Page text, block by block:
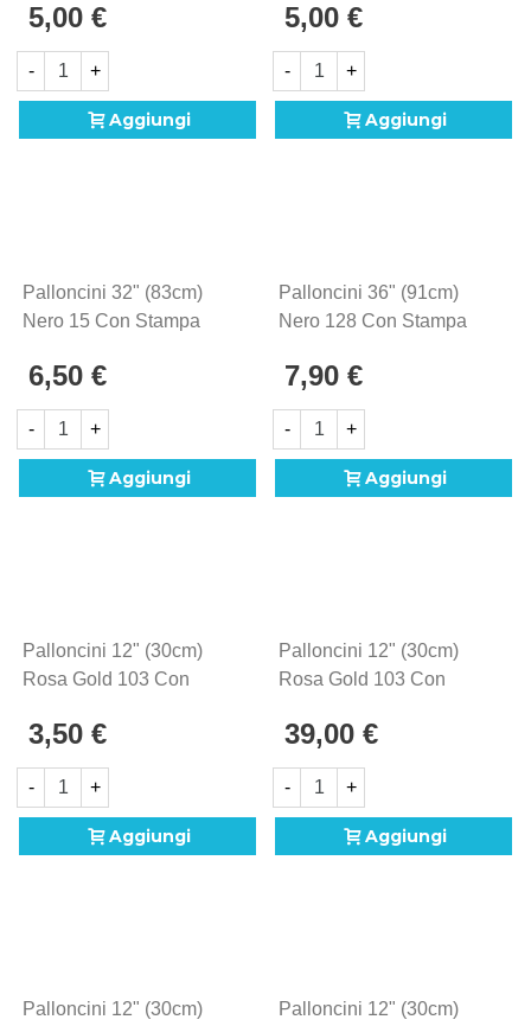
Interrogativo ?, 5pz.
5,00 €
- +
Aggiungi
Interrogativo ?, 20pz.
5,00 €
- +
Aggiungi
Palloncini 32" (83cm)
Nero 15 Con Stampa
Punto Interrogativo ?,
1pz.
6,50 €
- +
Aggiungi
Palloncini 36" (91cm)
Nero 128 Con Stampa
Boy Or Girl?, 5pz.
7,90 €
- +
Aggiungi
Palloncini 12" (30cm)
Rosa Gold 103 Con
Baby Girl, 5pz.
3,50 €
- +
Aggiungi
Palloncini 12" (30cm)
Rosa Gold 103 Con
Baby Girl, 100pz.
39,00 €
- +
Aggiungi
Palloncini 12" (30cm)
Palloncini 12" (30cm)